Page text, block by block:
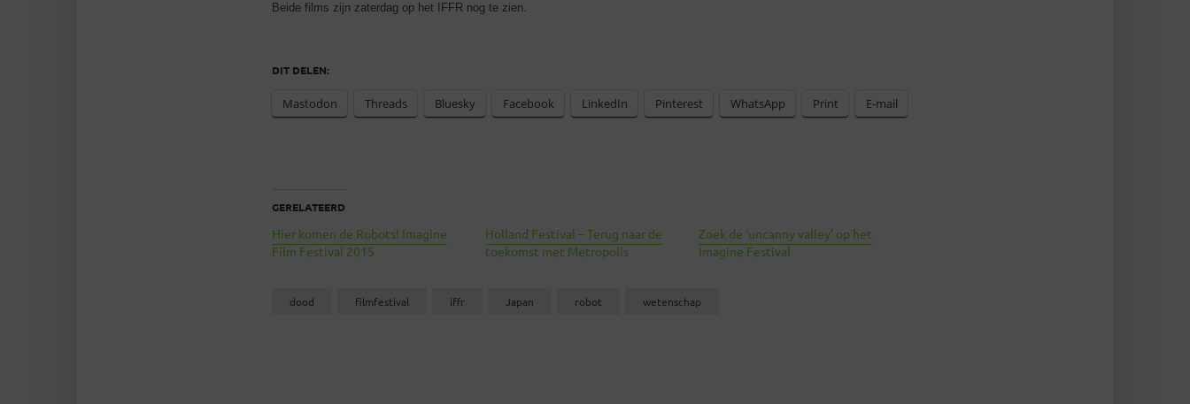
Beide films zijn zaterdag op het IFFR nog te zien.
DIT DELEN:
Mastodon Threads Bluesky Facebook LinkedIn Pinterest WhatsApp Print E-mail
GERELATEERD
Hier komen de Robots! Imagine
Film Festival 2015
Holland Festival – Terug naar de
toekomst met Metropolis
Zoek de ‘uncanny valley’ op het
Imagine Festival
dood filmfestival iffr Japan robot wetenschap